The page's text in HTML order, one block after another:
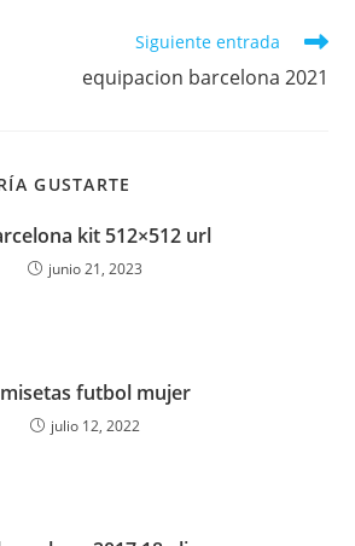
Siguiente entrada
equipacion barcelona 2021
GUSTARTE
kit 512×512 url
junio 21, 2023
futbol mujer
julio 12, 2022